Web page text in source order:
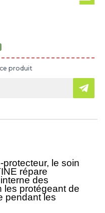
produit
le soin
répare
des
les protégeant de
pendant les